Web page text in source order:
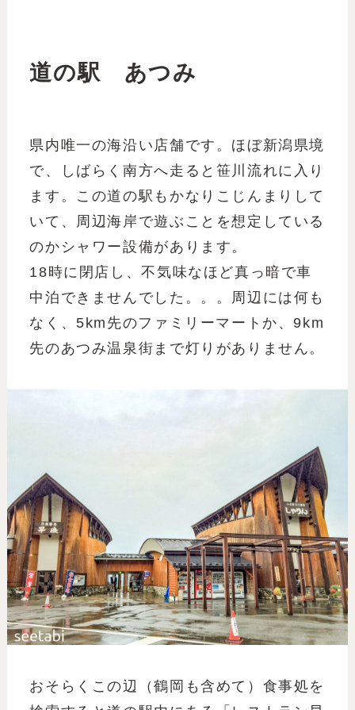
道の駅 あつみ
県内唯一の海沿い店舗です。ほぼ新潟県境
で、しばらく南方へ走ると笹川流れに入り
ます。この道の駅もかなりこじんまりして
いて、周辺海岸で遊ぶことを想定している
のかシャワー設備があります。
18時に閉店し、不気味なほど真っ暗で車
中泊できませんでした。。。周辺には何も
なく、5km先のファミリーマートか、9km
先のあつみ温泉街まで灯りがありません。
おそらくこの辺（鶴岡も含めて）食事処を